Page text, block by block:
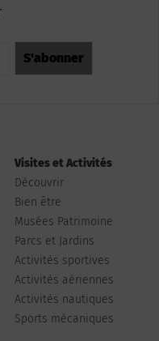
Visites et Activités
Découvrir
Bien être
Musées Patrimoine
Parcs et Jardins
Activités sportives
Activités aériennes
Activités nautiques
Sports mécaniques